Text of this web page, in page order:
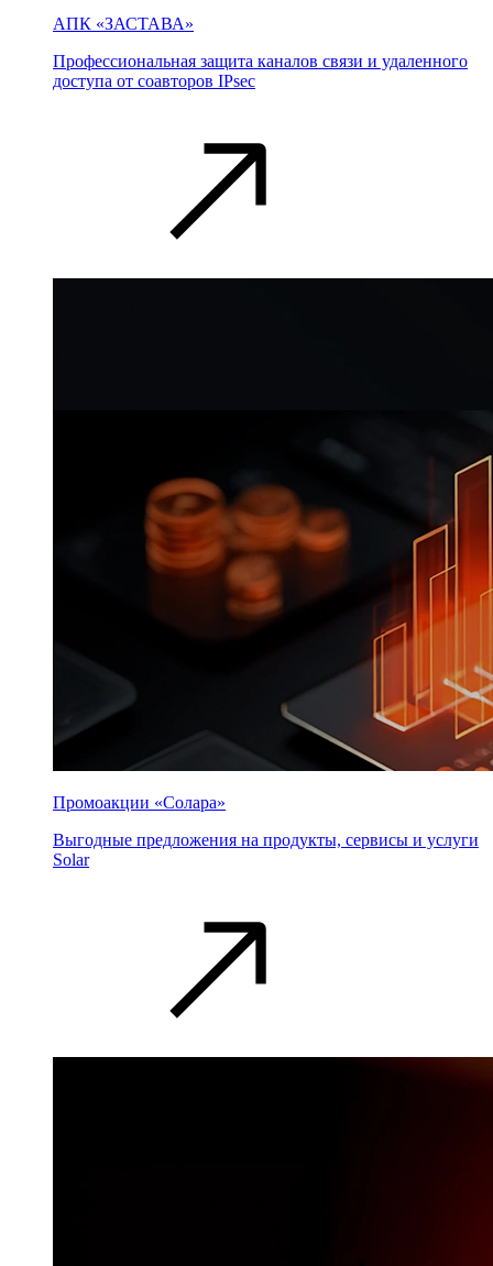
АПК «ЗАСТАВА»
Профессиональная защита каналов связи и удаленного
доступа от соавторов IPsec
Промоакции «Солара»
Выгодные предложения на продукты, сервисы и услуги
Solar